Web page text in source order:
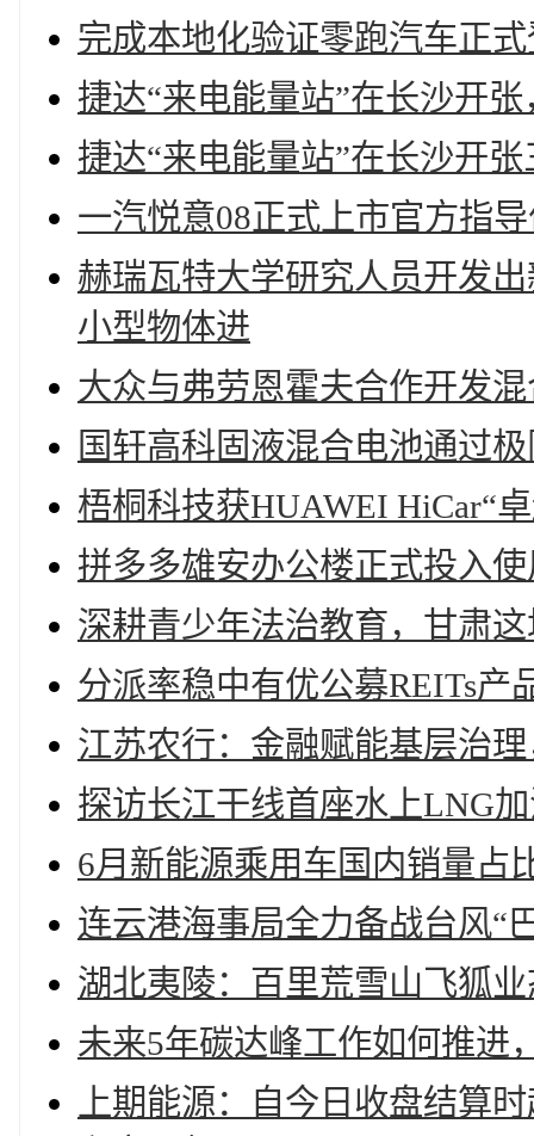
完成本地化验证零跑汽车正
捷达“来电能量站”在长沙开
捷达“来电能量站”在长沙开
一汽悦意08正式上市官方指
赫瑞瓦特大学研究人员开发
小型物体进
大众与弗劳恩霍夫合作开发
国轩高科固液混合电池通过
梧桐科技获HUAWEI HiCar“
拼多多雄安办公楼正式投入
深耕青少年法治教育，甘肃
分派率稳中有优公募REITs产
江苏农行：金融赋能基层治
探访长江干线首座水上LNG
6月新能源乘用车国内销量占
连云港海事局全力备战台风“
湖北夷陵：百里荒雪山飞狐
未来5年碳达峰工作如何推进
上期能源：自今日收盘结算